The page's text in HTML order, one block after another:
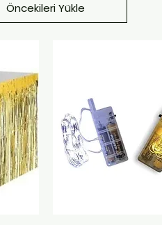
Öncekileri Yükle